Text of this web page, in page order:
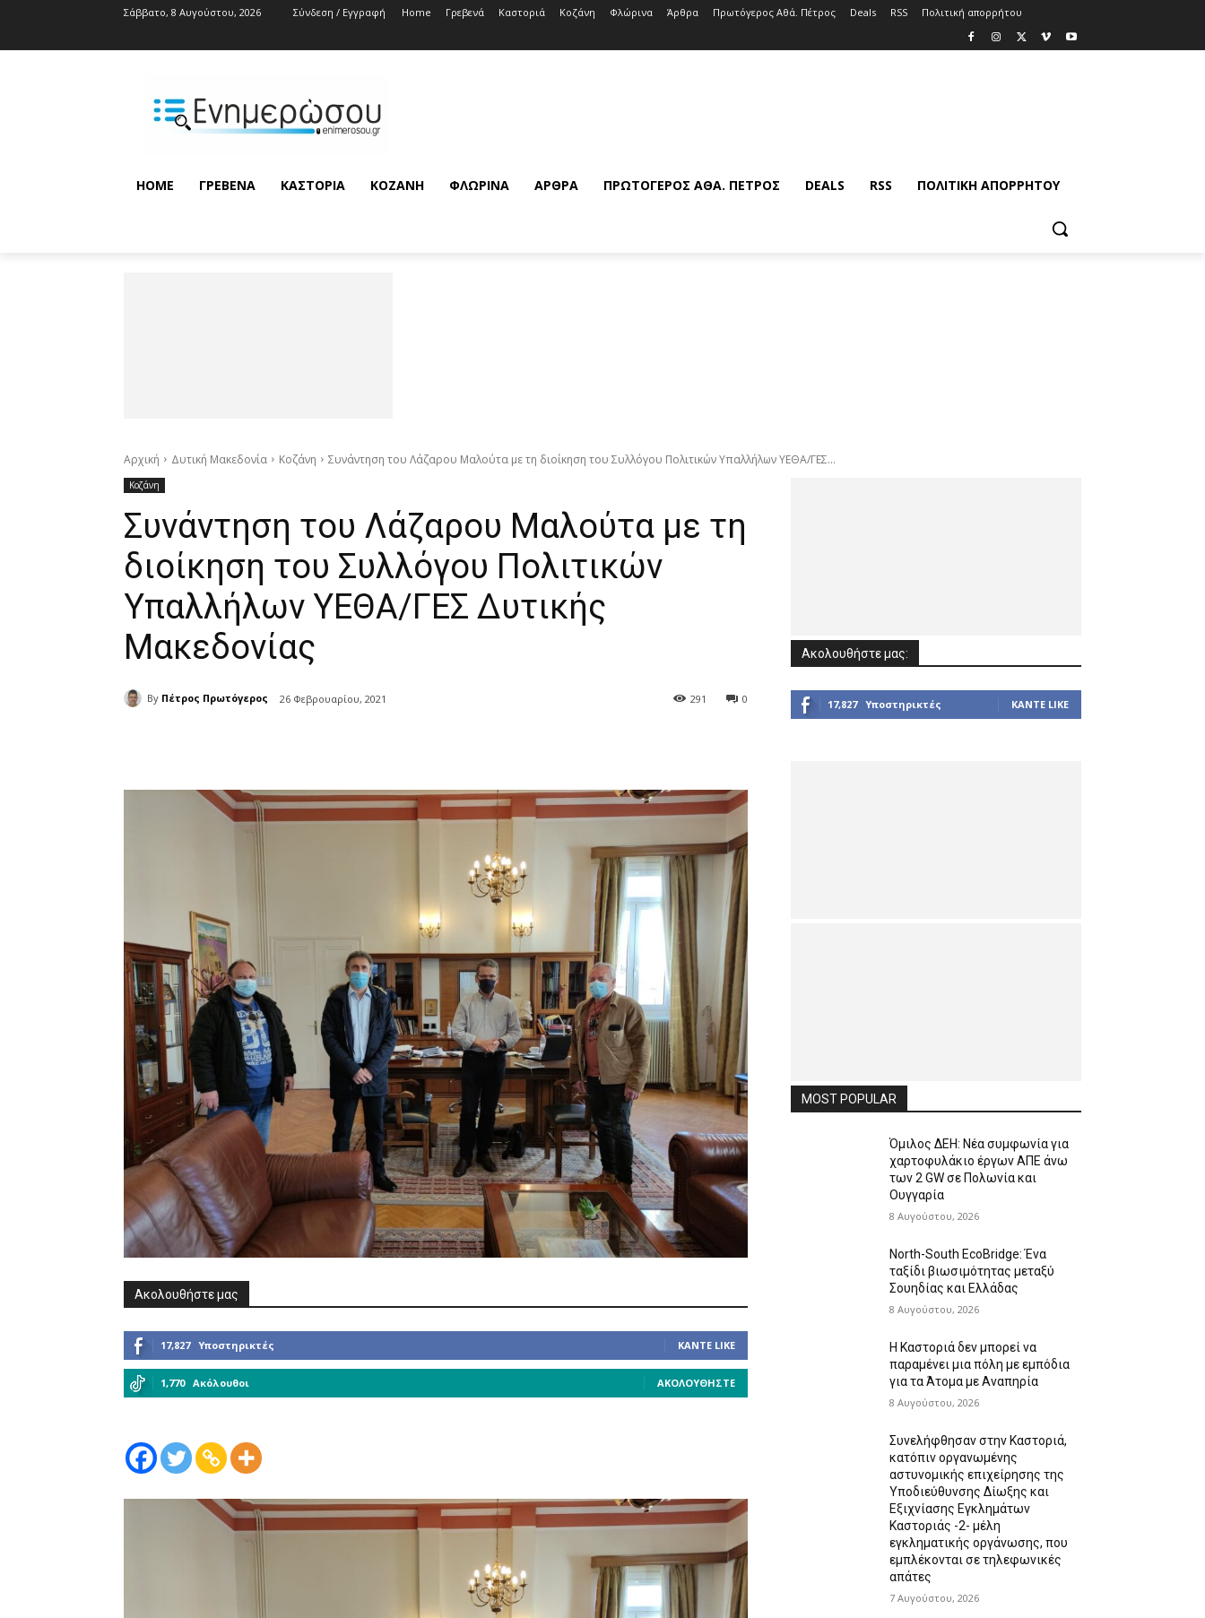
Σάββατο, 8 Αυγούστου, 2026 Σύνδεση / Εγγραφή Home Γρεβενά Καστοριά Κοζάνη Φλώρινα Άρθρα Πρωτόγερος Αθά. Πέτρος Deals RSS Πολιτική απορρήτου
HOME ΓΡΕΒΕΝΆ ΚΑΣΤΟΡΙΆ ΚΟΖΆΝΗ ΦΛΏΡΙΝΑ ΆΡΘΡΑ ΠΡΩΤΌΓΕΡΟΣ ΑΘΆ. ΠΈΤΡΟΣ DEALS RSS ΠΟΛΙΤΙΚΉ ΑΠΟΡΡΉΤΟΥ
Αρχική Δυτική Μακεδονία Κοζάνη Συνάντηση του Λάζαρου Μαλούτα με τη διοίκηση του Συλλόγου Πολιτικών Υπαλλήλων ΥΕΘΑ/ΓΕΣ...
Κοζάνη
Συνάντηση του Λάζαρου Μαλούτα με τη
διοίκηση του Συλλόγου Πολιτικών
Υπαλλήλων ΥΕΘΑ/ΓΕΣ Δυτικής
Μακεδονίας
By Πέτρος Πρωτόγερος 26 Φεβρουαρίου, 2021 0
291
Ακολουθήστε μας
17,827 Υποστηρικτές ΚΆΝΤΕ LIKE
1,770 Ακόλουθοι ΑΚΟΛΟΥΘΉΣΤΕ
Ακολουθήστε μας:
17,827 Υποστηρικτές ΚΆΝΤΕ LIKE
MOST POPULAR
Όμιλος ΔΕΗ: Νέα συμφωνία για
χαρτοφυλάκιο έργων ΑΠΕ άνω
των 2 GW σε Πολωνία και
Ουγγαρία
8 Αυγούστου, 2026
North-South EcoBridge: Ένα
ταξίδι βιωσιμότητας μεταξύ
Σουηδίας και Ελλάδας
8 Αυγούστου, 2026
Η Καστοριά δεν μπορεί να
παραμένει μια πόλη με εμπόδια
για τα Άτομα με Αναπηρία
8 Αυγούστου, 2026
Συνελήφθησαν στην Καστοριά,
κατόπιν οργανωμένης
αστυνομικής επιχείρησης της
Υποδιεύθυνσης Δίωξης και
Εξιχνίασης Εγκλημάτων
Καστοριάς -2- μέλη
εγκληματικής οργάνωσης, που
εμπλέκονται σε τηλεφωνικές
απάτες
7 Αυγούστου, 2026